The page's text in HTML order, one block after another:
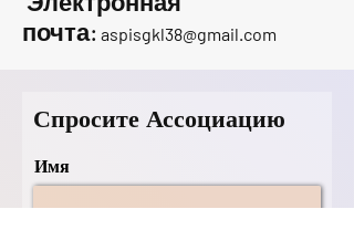
почта: aspisgkl38@gmail.com
Спросите Ассоциацию
Имя